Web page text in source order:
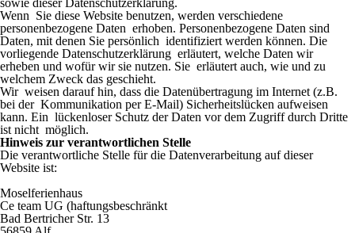
sowie dieser Datenschutzerklärung.
Wenn Sie diese Website benutzen, werden verschiedene
personenbezogene Daten erhoben. Personenbezogene Daten sind
Daten, mit denen Sie persönlich identifiziert werden können. Die
vorliegende Datenschutzerklärung erläutert, welche Daten wir
erheben und wofür wir sie nutzen. Sie erläutert auch, wie und zu
welchem Zweck das geschieht.
Wir weisen darauf hin, dass die Datenübertragung im Internet (z.B.
bei der Kommunikation per E-Mail) Sicherheitslücken aufweisen
kann. Ein lückenloser Schutz der Daten vor dem Zugriff durch Dritte
ist nicht möglich.
Hinweis zur verantwortlichen Stelle
Die verantwortliche Stelle für die Datenverarbeitung auf dieser
Website ist:
Moselferienhaus
Ce team UG (haftungsbeschränkt
Bad Bertricher Str. 13